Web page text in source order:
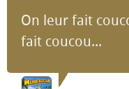
On leur fait
fait coucou...